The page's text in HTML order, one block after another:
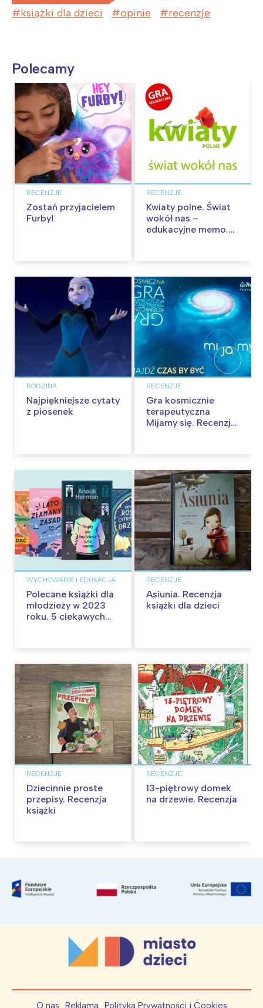
książki dla dzieci
opinie recenzje
Polecamy
RECENZJE
Zostań przyjacielem
Furby!
RECENZJE
Kwiaty polne. Świat
wokół nas –
edukacyjne memo.
RODZINA
Najpiękniejsze cytaty
z piosenek
RECENZJE
Gra kosmicznie
terapeutyczna
Mijamy się. Recenzja
WYCHOWANIE I EDUKACJA
Polecane książki dla
młodzieży w 2023
roku. 5 ciekawych
RECENZJE
Asiunia. Recenzja
książki dla dzieci
RECENZJE
Dziecinnie proste
przepisy. Recenzja
książki
RECENZJE
13-piętrowy domek
na drzewie. Recenzja
O nas Reklama Polityka Prywatności i Cookies